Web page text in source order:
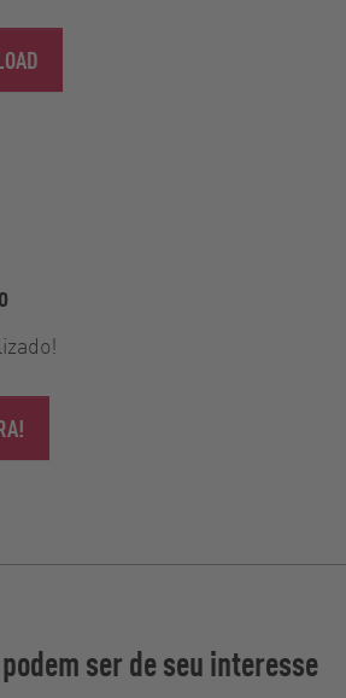
ser de seu interesse